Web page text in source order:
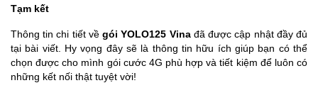
Tạm kết
Thông tin chi tiết vềgói YOLO125 Vinađã được cập nhật đầy đủ
tại bài viết. Hy vọng đây sẽ là thông tin hữu ích giúp bạn có thể
chọn được cho mình gói cước 4G phù hợp và tiết kiệm để luôn có
những kết nối thật tuyệt vời!